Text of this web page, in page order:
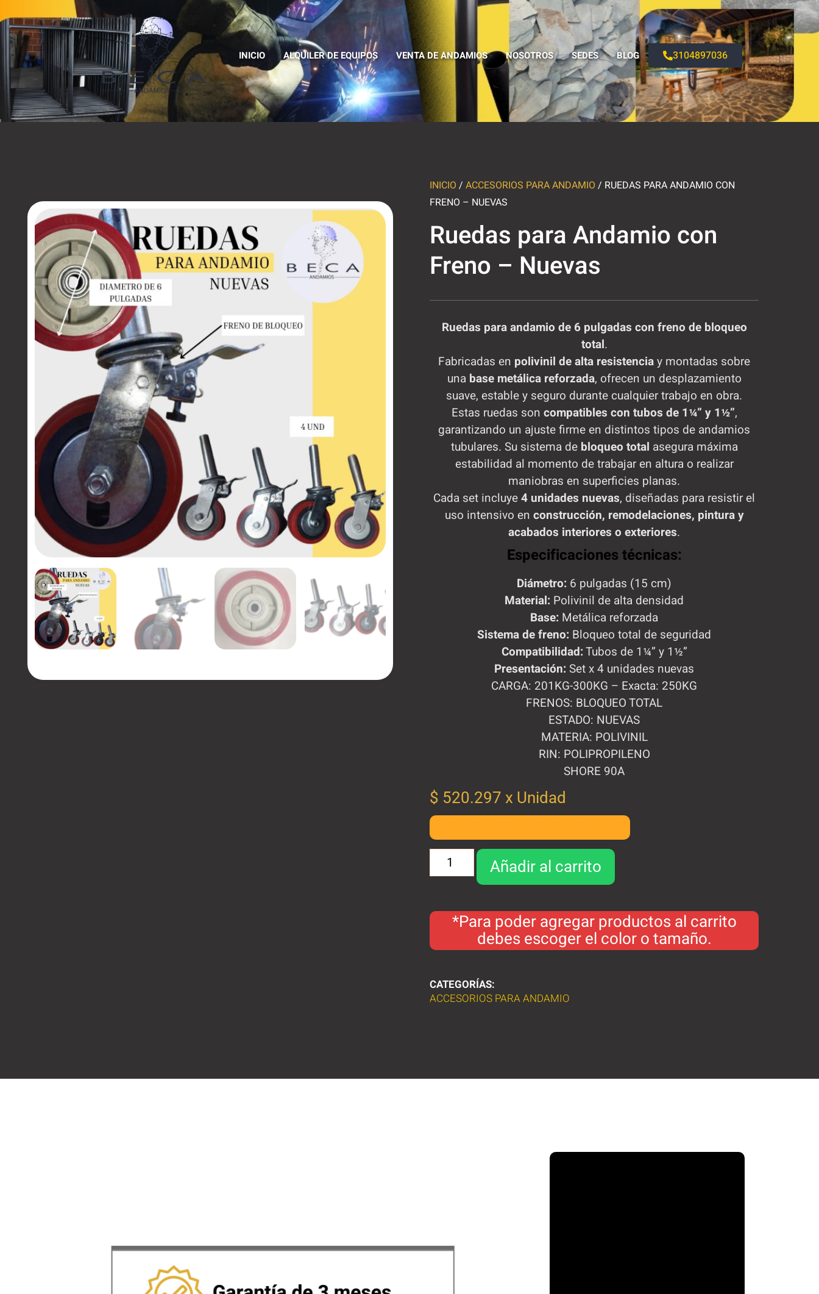
INICIO ALQUILER DE EQUIPOS VENTA DE ANDAMIOS NOSOTROS SEDES BLOG 3104897036
INICIO / ACCESORIOS PARA ANDAMIO / RUEDAS PARA ANDAMIO CON
FRENO – NUEVAS
Ruedas para Andamio con
Freno – Nuevas
Ruedas para andamio de 6 pulgadas con freno de bloqueo
total.
Fabricadas en polivinil de alta resistenciay montadas sobre
una base metálica reforzada, ofrecen un desplazamiento
suave, estable y seguro durante cualquier trabajo en obra.
Estas ruedas son compatibles con tubos de 1¼” y 1½”,
garantizando un ajuste firme en distintos tipos de andamios
tubulares. Su sistema de bloqueo total asegura máxima
estabilidad al momento de trabajar en altura o realizar
maniobras en superficies planas.
Cada set incluye4 unidades nuevas, diseñadas para resistir el
uso intensivo en construcción, remodelaciones, pintura y
acabados interiores o exteriores.
Especificaciones técnicas:
Diámetro: 6 pulgadas (15 cm)
Material: Polivinil de alta densidad
Base: Metálica reforzada
Sistema de freno: Bloqueo total de seguridad
Compatibilidad:Tubos de 1¼” y 1½”
Presentación:Set x 4 unidades nuevas
CARGA: 201KG-300KG – Exacta: 250KG
FRENOS: BLOQUEO TOTAL
ESTADO: NUEVAS
MATERIA: POLIVINIL
RIN: POLIPROPILENO
SHORE 90A
$ 520.297 x Unidad
Añadir al carrito
*Para poder agregar productos al carrito
debes escoger el color o tamaño.
CATEGORÍAS:
ACCESORIOS PARA ANDAMIO